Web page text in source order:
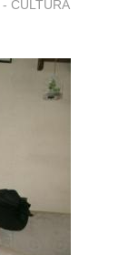
- CULTURA